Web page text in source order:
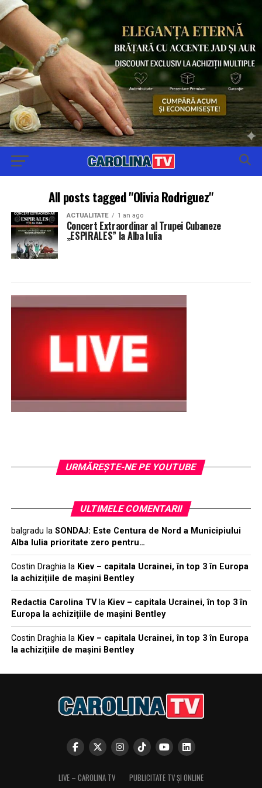
All posts tagged "Olivia Rodriguez"
ACTUALITATE 1 an ago
Concert Extraordinar al Trupei Cubaneze
„ESPIRALES” la Alba Iulia
URMĂREŞTE-NE PE YOUTUBE
ULTIMELE COMENTARII
balgradu la SONDAJ: Este Centura de Nord a Municipiului
Alba Iulia prioritate zero pentru…
Costin Draghiala Kiev – capitala Ucrainei, în top 3 în Europa
la achizițiile de mașini Bentley
Redactia Carolina TVla Kiev – capitala Ucrainei, în top 3 în
Europa la achizițiile de mașini Bentley
Costin Draghiala Kiev – capitala Ucrainei, în top 3 în Europa
la achizițiile de mașini Bentley
LIVE – CAROLINA TV
PUBLICITATE TV ȘI ONLINE